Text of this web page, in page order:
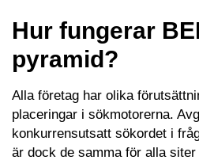
Hur fungerar
pyramid?
Alla företag har olika
placeringar i sökmotorerna.
konkurrensutsatt sökordet i
är dock de samma för alla